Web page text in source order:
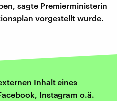
sagte Premierministerin
vorgestellt wurde.
Inhalt eines
Instagram o.ä.